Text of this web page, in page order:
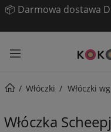
☀️ Pogłębiamy
Włóczki Włóczki
Włóczka